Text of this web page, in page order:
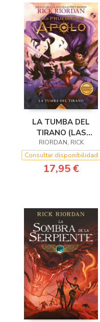
LA TUMBA DEL
TIRANO (LAS
PRUEBAS DE APOLO 4)
RIORDAN, RICK
Consultar disponibilidad
17,95 €